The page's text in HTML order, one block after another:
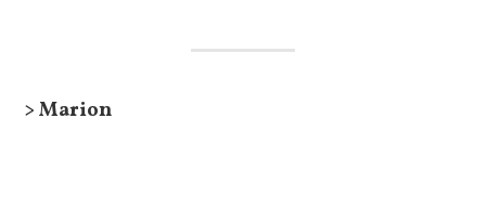
> Marion